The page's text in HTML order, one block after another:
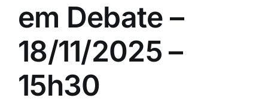
em Debate –
18/11/2025 –
15h30